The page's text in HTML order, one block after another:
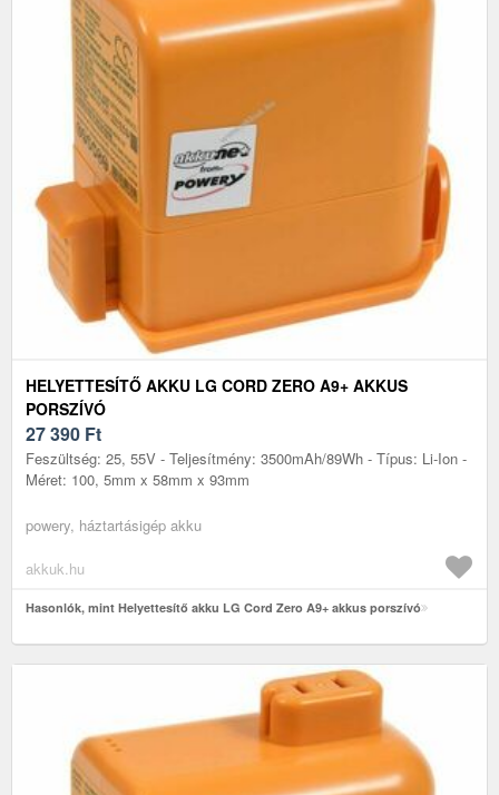
HELYETTESÍTŐ AKKU LG CORD ZERO A9+ AKKUS
PORSZÍVÓ
27 390 Ft
Feszültség: 25, 55V - Teljesítmény: 3500mAh/89Wh - Típus: Li-Ion -
Méret: 100, 5mm x 58mm x 93mm
powery, háztartásigép akku
akkuk.hu
Hasonlók, mint Helyettesítő akku LG Cord Zero A9+ akkus porszívó